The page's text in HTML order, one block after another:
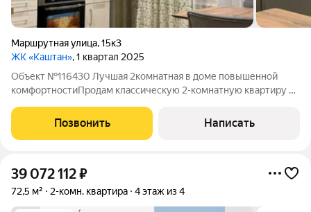
Маршрутная улица,15к3
ЖК «Каштан», 1 квартал 2025
Объект №116430 Лучшая 2комнатная в доме повышенной
комфортностиПродам классическую 2-комнатную квартиру по
причинам: Отличная планировка общей площадью 50,2кв.м (по
выписке из ЕГРН без учета
Позвонить Написать
39 072 112₽
72,5 м² 2-комн. квартира 4 этаж из 4